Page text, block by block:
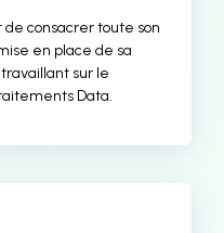
de consacrer toute son
en place de sa
sur le
Data.